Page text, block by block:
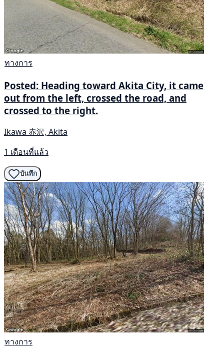
ทางการ
Posted: Heading toward Akita City, it came
out from the left, crossed the road, and
crossed to the right.
Ikawa 赤沢, Akita
1 เดือนที่แล้ว
บันทึก
ทางการ